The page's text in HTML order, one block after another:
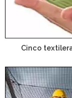
Cinco